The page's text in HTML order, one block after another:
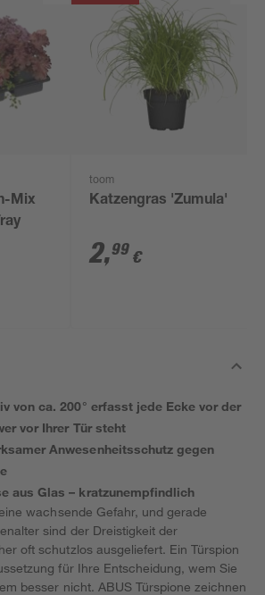
Mix
toom
Katzengras 'Zumula'
2,99 €
von ca. 200° erfasst jede Ecke vor der
vor Ihrer Tür steht
Anwesenheitsschutz gegen
aus Glas – kratzunempfindlich
wachsende Gefahr, und gerade
sind der Dreistigkeit der
oft schutzlos ausgeliefert. Ein Türspion
für Ihre Entscheidung, wem Sie
besser nicht. ABUS Türspione zeichnen